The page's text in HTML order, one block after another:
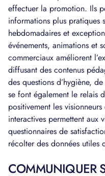
effectuer la promotion. Ils
informations plus pratiques
hebdomadaires et
événements, animations et
commerciaux améliorent
diffusant des contenus
des questions d’hygiène,
se font également le relais
positivement les
interactives permettent aux
questionnaires de
récolter des données utiles
COMMUNIQUER